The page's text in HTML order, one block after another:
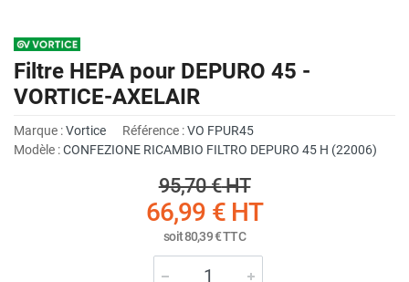
Filtre HEPA pour DEPURO 45 -
VORTICE-AXELAIR
Marque :Vortice Référence :VO FPUR45
Modèle :CONFEZIONE RICAMBIO FILTRO DEPURO 45 H (22006)
95,70 €HT
66,99 €HT
soit80,39 €TTC